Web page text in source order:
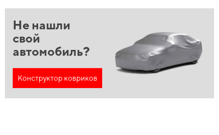
Не нашли
свой
автомобиль?
Конструктор ковриков